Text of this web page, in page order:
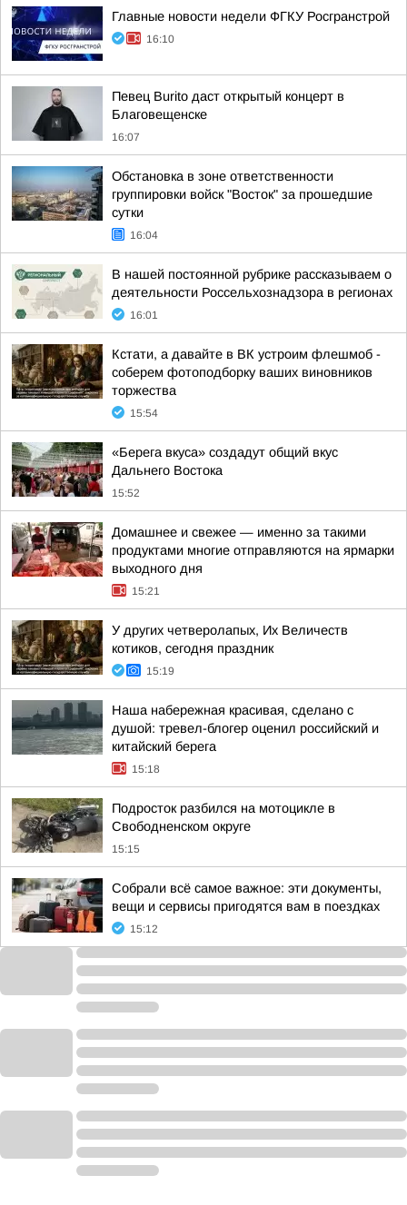
Главные новости недели ФГКУ Росгранстрой
16:10
Певец Burito даст открытый концерт в
Благовещенске
16:07
Обстановка в зоне ответственности
группировки войск "Восток" за прошедшие
сутки
16:04
В нашей постоянной рубрике рассказываем о
деятельности Россельхознадзора в регионах
16:01
Кстати, а давайте в ВК устроим флешмоб -
соберем фотоподборку ваших виновников
торжества
15:54
«Берега вкуса» создадут общий вкус
Дальнего Востока
15:52
Домашнее и свежее — именно за такими
продуктами многие отправляются на ярмарки
выходного дня
15:21
У других четверолапых, Их Величеств
котиков, сегодня праздник
15:19
Наша набережная красивая, сделано с
душой: тревел-блогер оценил российский и
китайский берега
15:18
Подросток разбился на мотоцикле в
Свободненском округе
15:15
Собрали всё самое важное: эти документы,
вещи и сервисы пригодятся вам в поездках
15:12